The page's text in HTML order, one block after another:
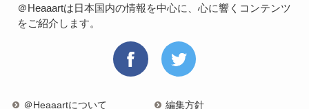
＠Heaaartは日本国内の情報を中心に、心に響くコンテンツ
をご紹介します。
＠Heaaartについて 編集方針